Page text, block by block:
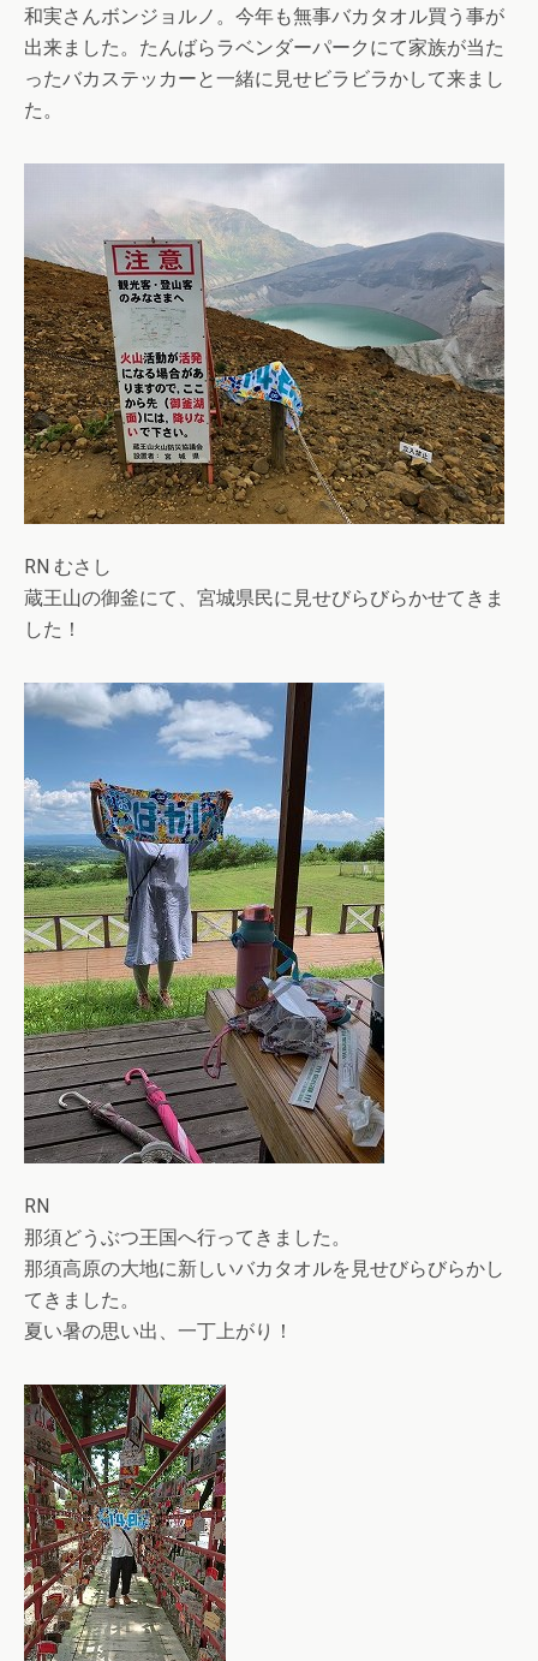
和実さんボンジョルノ。今年も無事バカタオル買う事が
出来ました。たんばらラベンダーパークにて家族が当た
ったバカステッカーと一緒に見せビラビラかして来まし
た。
RN むさし
蔵王山の御釜にて、宮城県民に見せびらびらかせてきま
した！
RN
那須どうぶつ王国へ行ってきました。
那須高原の大地に新しいバカタオルを見せびらびらかし
てきました。
夏い暑の思い出、一丁上がり！